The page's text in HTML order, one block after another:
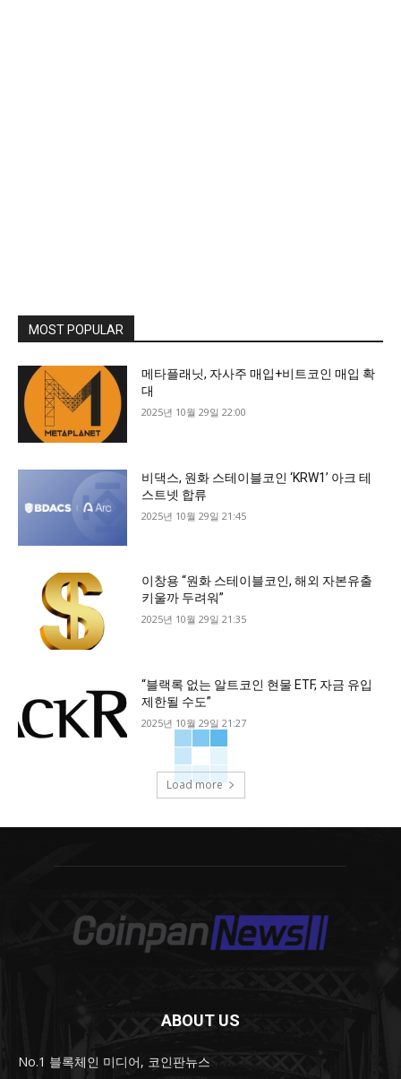
MOST POPULAR
메타플래닛, 자사주 매입+비트코인 매입 확
대
2025년 10월 29일 22:00
비댁스, 원화 스테이블코인 ‘KRW1’ 아크 테
스트넷 합류
2025년 10월 29일 21:45
이창용 “원화 스테이블코인, 해외 자본유출
키울까 두려워”
2025년 10월 29일 21:35
“블랙록 없는 알트코인 현물 ETF, 자금 유입
제한될 수도”
2025년 10월 29일 21:27
Load more
ABOUT US
No.1 블록체인 미디어, 코인판뉴스